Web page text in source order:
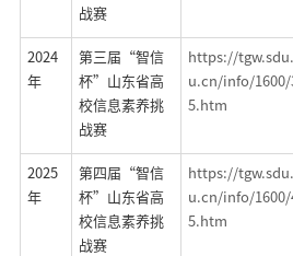
战赛
2024
年
第三届“智信
杯”山东省高
校信息素养挑
战赛
https://
u.cn/info/1600/
5.htm
2025
年
第四届“智信
杯”山东省高
校信息素养挑
战赛
https://
u.cn/info/1600/
5.htm